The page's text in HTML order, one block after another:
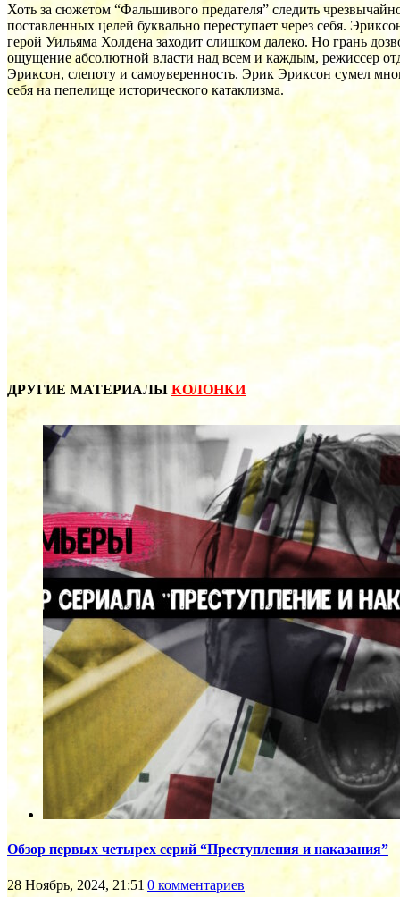
Хоть за сюжетом “Фальшивого предателя” следить
поставленных целей буквально переступает через себя.
герой Уильяма Холдена заходит слишком далеко. Но грань
ощущение абсолютной власти над всем и каждым, режиссер
Эриксон, слепоту и самоуверенность. Эрик Эриксон сумел
себя на пепелище исторического катаклизма.
ДРУГИЕ МАТЕРИАЛЫ КОЛОНКИ
Обзор первых четырех серий “Преступления и наказания”
28 Ноябрь, 2024, 21:51 |0 комментариев